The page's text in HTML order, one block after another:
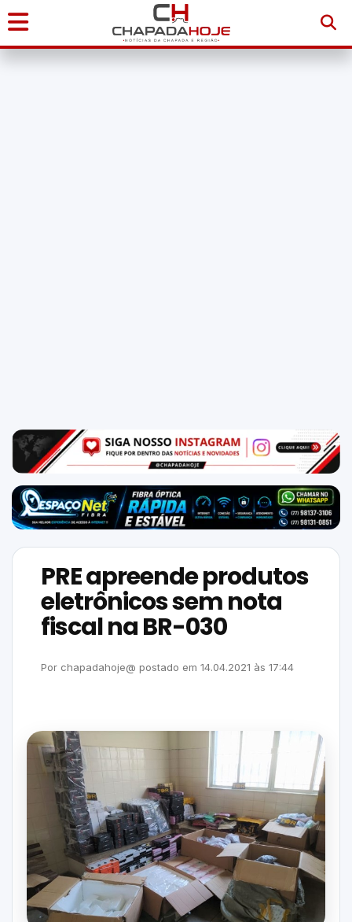
Início
NAS
NOSSAS
REDES
PRE apreende produtos
eletrônicos sem nota
fiscal na BR-030
Por chapadahoje@ postado em 14.04.2021 às 17:44